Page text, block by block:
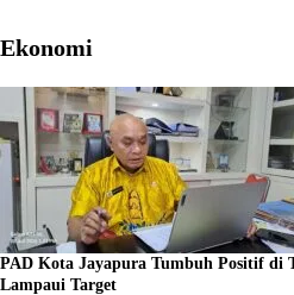
Ekonomi
PAD Kota Jayapura Tumbuh Positif di
Lampaui Target